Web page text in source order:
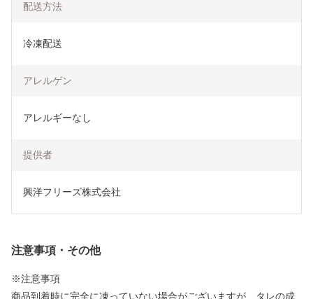
配送方法
冷凍配送
アレルゲン
アレルギーなし
提供者
興洋フリーズ株式会社
注意事項・その他
※注意事項
商品到着時に完全に凍っていない場合がございますが、タレの成